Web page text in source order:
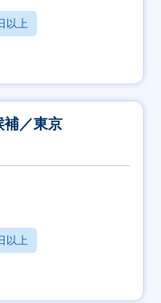
以上
補／東京
以上